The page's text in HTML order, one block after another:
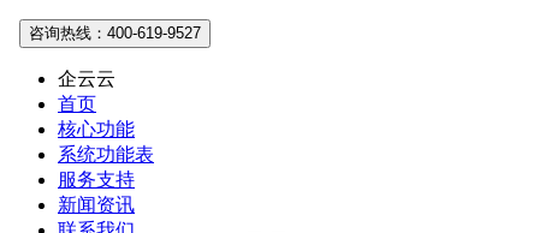
咨询热线：400-619-9527
企云云
首页
核心功能
系统功能表
服务支持
新闻资讯